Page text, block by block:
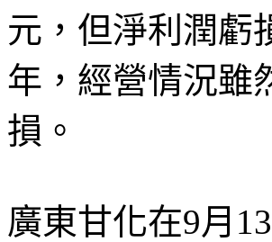
元，但淨利潤虧
年，經營情況雖
損。
廣東甘化在9月